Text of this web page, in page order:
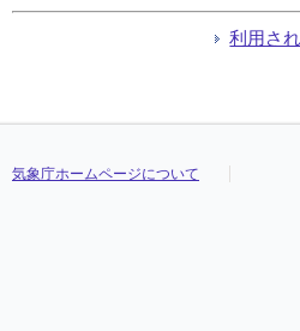
利用さ
気象庁ホームページについて